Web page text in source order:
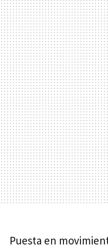
Puesta en